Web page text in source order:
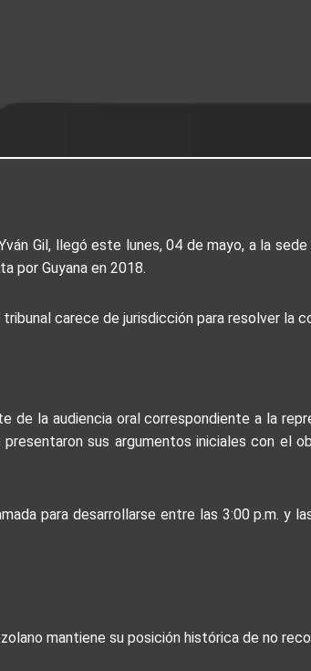
Gil, llegó este lunes, 04 de mayo, a la
por Guyana en 2018.
carece de jurisdicción para resolver la
de la audiencia oral correspondiente a la
sus argumentos iniciales con el
para desarrollarse entre las 3:00 p.m. y
mantiene su posición histórica de no